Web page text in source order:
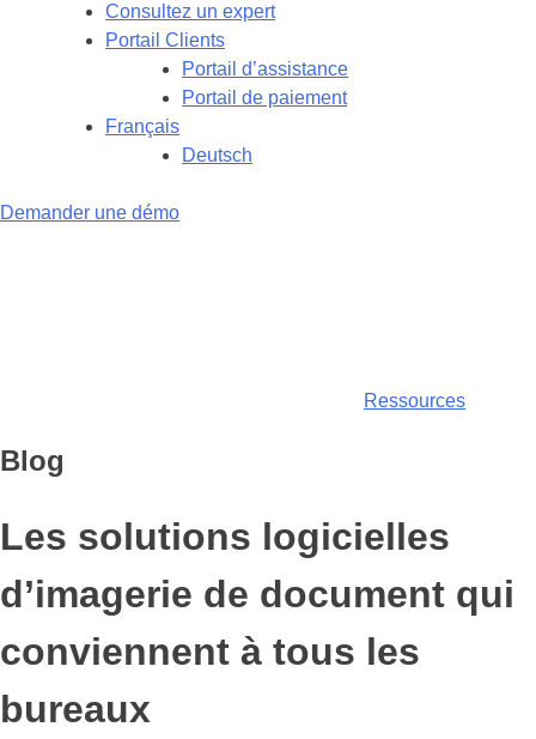
Consultez un expert
Portail Clients
Portail d’assistance
Portail de paiement
Français
Deutsch
Demander une démo
Ressources
Blog
Les solutions logicielles
d’imagerie de document qui
conviennent à tous les
bureaux